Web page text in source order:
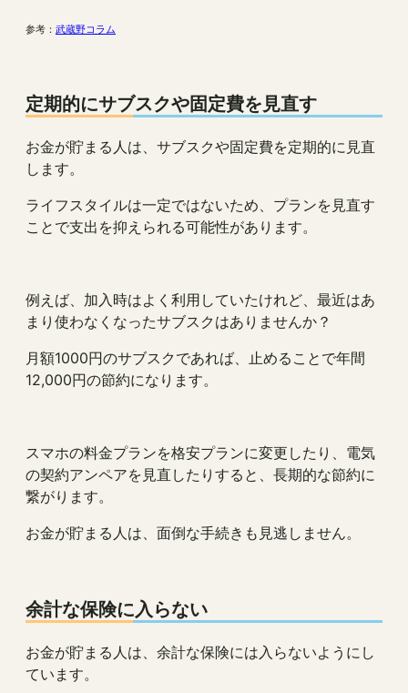
参考： 武蔵野コラム
定期的にサブスクや固定費を見直す
お金が貯まる人は、サブスクや固定費を定期的に見直
します。
ライフスタイルは一定ではないため、プランを見直す
ことで支出を抑えられる可能性があります。
例えば、加入時はよく利用していたけれど、最近はあ
まり使わなくなったサブスクはありませんか？
月額1000円のサブスクであれば、止めることで年間
12,000円の節約になります。
スマホの料金プランを格安プランに変更したり、電気
の契約アンペアを見直したりすると、長期的な節約に
繋がります。
お金が貯まる人は、面倒な手続きも見逃しません。
余計な保険に入らない
お金が貯まる人は、余計な保険には入らないようにし
ています。